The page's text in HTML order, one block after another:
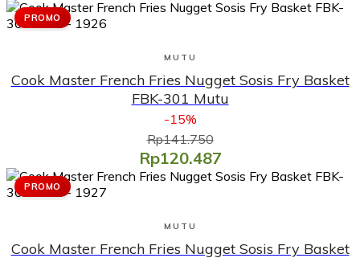
PROMO
Lihat Produk
MUTU
Cook Master French Fries Nugget Sosis Fry Basket
FBK-301 Mutu
-15%
Rp141.750
Rp120.487
PROMO
Lihat Produk
MUTU
Cook Master French Fries Nugget Sosis Fry Basket